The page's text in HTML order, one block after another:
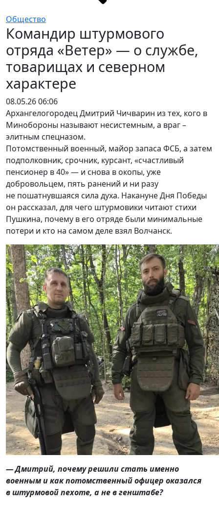
Общество
Командир штурмового
отряда «Ветер» — о службе,
товарищах и северном
характере
08.05.26 06:06
Архангелогородец Дмитрий Чичварин из тех, кого в
Минобороны называют несистемным, а враг –
элитным спецназом.
Потомственный военный, майор запаса ФСБ, а затем
подполковник, срочник, курсант, «счастливый
пенсионер в 40» — и снова в окопы, уже
добровольцем, пять ранений и ни разу
не пошатнувшаяся сила духа. Накануне Дня Победы
он рассказал, для чего штурмовики читают стихи
Пушкина, почему в его отряде были минимальные
потери и кто на самом деле взял Волчанск.
— Дмитрий, почему решили стать именно
военным и как потомственный офицер оказался
в штурмовой пехоте, а не в генштабе?